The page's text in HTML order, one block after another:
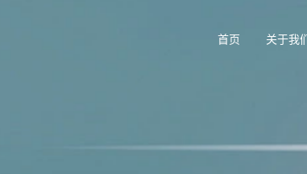
首页 关于我们